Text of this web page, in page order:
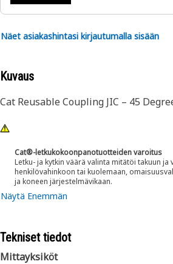
Näet asiakashintasi kirjautumalla sisään
Kuvaus
Cat Reusable Coupling JIC – 45
Cat®-letkukokoonpanotuotteiden varoitus
Letku- ja kytkin väärä valinta mitätöi takuun ja
henkilövahinkoon tai kuolemaan,
ja koneen järjestelmävikaan.
Näytä Enemmän
Tekniset tiedot
Mittayksiköt